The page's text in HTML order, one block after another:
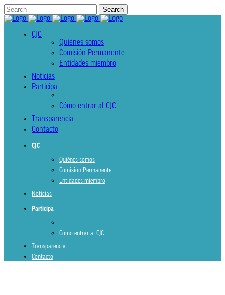
CJC
Quiénes somos
Comisión Permanente
Entidades miembro
Noticias
Participa
Cómo entrar al CJC
Transparencia
Contacto
CJC
Quiénes somos
Comisión Permanente
Entidades miembro
Noticias
Participa
Cómo entrar al CJC
Transparencia
Contacto